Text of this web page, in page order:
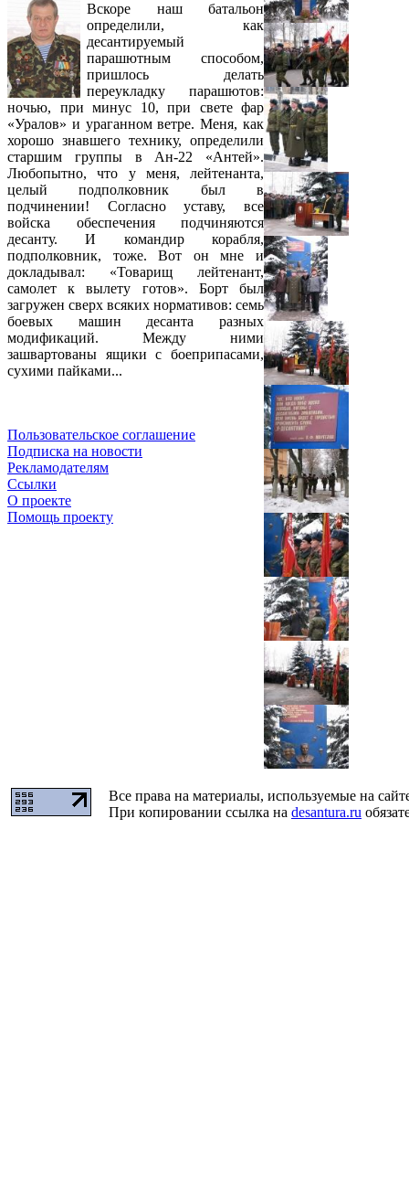
Вскоре наш батальон
определили, как
десантируемый
парашютным способом,
пришлось делать
переукладку парашютов:
ночью, при минус 10, при свете фар
«Уралов» и ураганном ветре. Меня, как
хорошо знавшего технику, определили
старшим группы в Ан-22 «Антей».
Любопытно, что у меня, лейтенанта,
целый подполковник был в
подчинении! Согласно уставу, все
войска обеспечения подчиняются
десанту. И командир корабля,
подполковник, тоже. Вот он мне и
докладывал: «Товарищ лейтенант,
самолет к вылету готов». Борт был
загружен сверх всяких нормативов: семь
боевых машин десанта разных
модификаций. Между ними
зашвартованы ящики с боеприпасами,
сухими пайками...
Пользовательское соглашение
Подписка на новости
Рекламодателям
Ссылки
О проекте
Помощь проекту
Все права на материалы, используемые на
При копировании ссылка на desantura.ru